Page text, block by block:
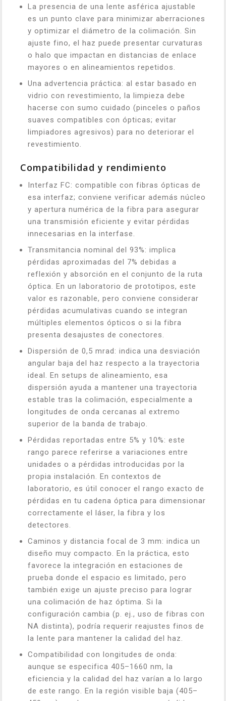
La presencia de una lente asférica ajustable
es un punto clave para minimizar aberraciones
y optimizar el diámetro de la colimación. Sin
ajuste fino, el haz puede presentar curvaturas
o halo que impactan en distancias de enlace
mayores o en alineamientos repetidos.
Una advertencia práctica: al estar basado en
vidrio con revestimiento, la limpieza debe
hacerse con sumo cuidado (pinceles o paños
suaves compatibles con ópticas; evitar
limpiadores agresivos) para no deteriorar el
revestimiento.
Compatibilidad y rendimiento
Interfaz FC: compatible con fibras ópticas de
esa interfaz; conviene verificar además núcleo
y apertura numérica de la fibra para asegurar
una transmisión eficiente y evitar pérdidas
innecesarias en la interfase.
Transmitancia nominal del 93%: implica
pérdidas aproximadas del 7% debidas a
reflexión y absorción en el conjunto de la ruta
óptica. En un laboratorio de prototipos, este
valor es razonable, pero conviene considerar
pérdidas acumulativas cuando se integran
múltiples elementos ópticos o si la fibra
presenta desajustes de conectores.
Dispersión de 0,5 mrad: indica una desviación
angular baja del haz respecto a la trayectoria
ideal. En setups de alineamiento, esa
dispersión ayuda a mantener una trayectoria
estable tras la colimación, especialmente a
longitudes de onda cercanas al extremo
superior de la banda de trabajo.
Pérdidas reportadas entre 5% y 10%: este
rango parece referirse a variaciones entre
unidades o a pérdidas introducidas por la
propia instalación. En contextos de
laboratorio, es útil conocer el rango exacto de
pérdidas en tu cadena óptica para dimensionar
correctamente el láser, la fibra y los
detectores.
Caminos y distancia focal de 3 mm: indica un
diseño muy compacto. En la práctica, esto
favorece la integración en estaciones de
prueba donde el espacio es limitado, pero
también exige un ajuste preciso para lograr
una colimación de haz óptima. Si la
configuración cambia (p. ej., uso de fibras con
NA distinta), podría requerir reajustes finos de
la lente para mantener la calidad del haz.
Compatibilidad con longitudes de onda:
aunque se especifica 405–1660 nm, la
eficiencia y la calidad del haz varían a lo largo
de este rango. En la región visible baja (405–